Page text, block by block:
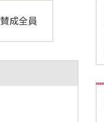
賛成全員